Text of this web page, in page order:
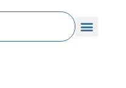
RI Frais de